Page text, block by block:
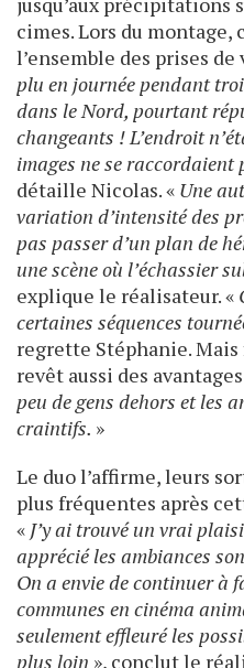
cimes. Lors du
l’ensemble des prises de
plu en journée pendant
dans le Nord, pourtant
changeants ! L’endroit
images ne se
détaille Nicolas. « Une
variation d’intensité des
pas passer d’un plan de
une scène où l’échassier
explique le réalisateur. «
certaines séquences
regrette Stéphanie.
revêt aussi des
peu de gens dehors et les
craintifs. »
Le duo l’affirme, leurs
plus fréquentes après
« J’y ai trouvé un vrai
apprécié les ambiances
On a envie de continuer à
communes en cinéma
seulement effleuré les
plus loin », conclut le